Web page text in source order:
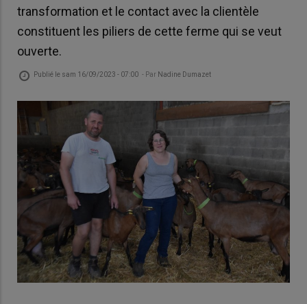
transformation et le contact avec la clientèle
constituent les piliers de cette ferme qui se veut
ouverte.
Publié le sam 16/09/2023 - 07:00 - Par Nadine Dumazet